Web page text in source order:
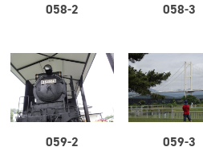
058-2 058-3
059-2 059-3